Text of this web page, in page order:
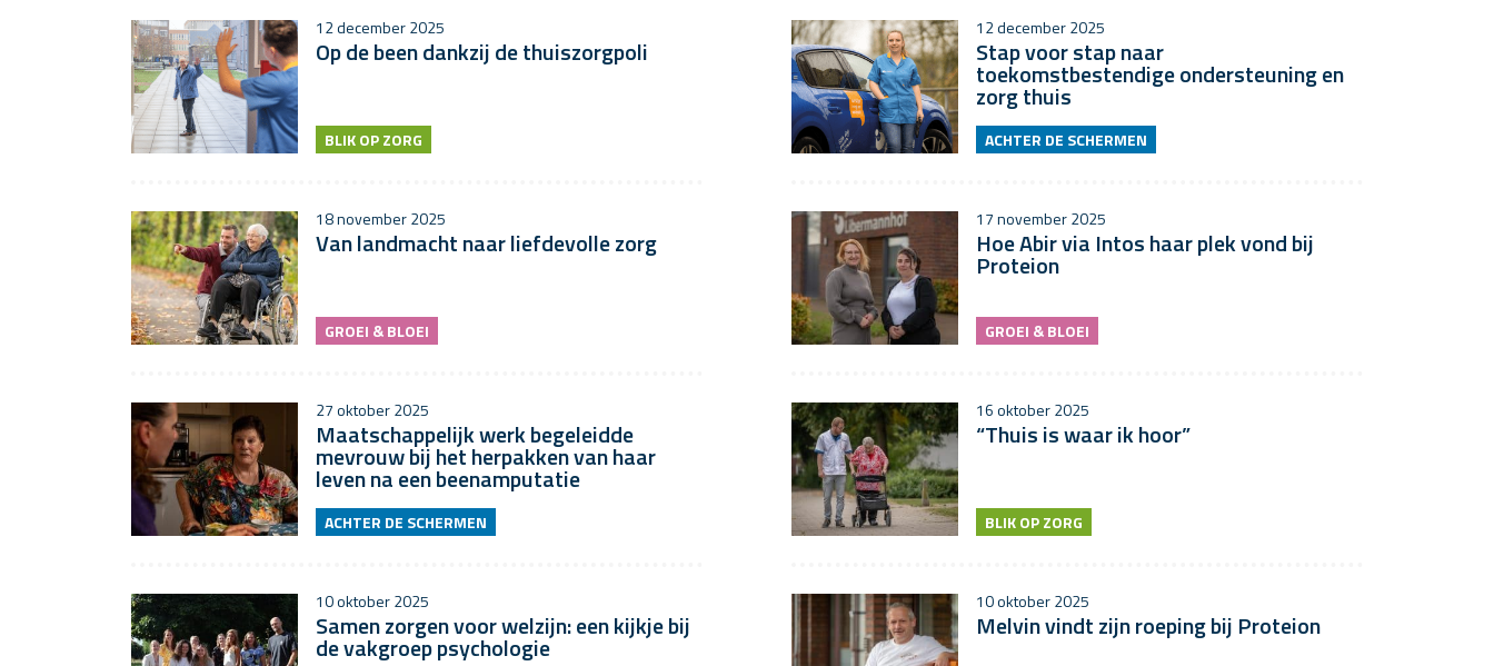
12 december 2025
Op de been dankzij de thuiszorgpoli
BLIK OP ZORG
12 december 2025
Stap voor stap naar
toekomstbestendige ondersteuning en
zorg thuis
ACHTER DE SCHERMEN
18 november 2025
Van landmacht naar liefdevolle zorg
GROEI & BLOEI
17 november 2025
Hoe Abir via Intos haar plek vond bij
Proteion
GROEI & BLOEI
27 oktober 2025
Maatschappelijk werk begeleidde
mevrouw bij het herpakken van haar
leven na een beenamputatie
ACHTER DE SCHERMEN
16 oktober 2025
“Thuis is waar ik hoor”
BLIK OP ZORG
10 oktober 2025
Samen zorgen voor welzijn: een kijkje bij
de vakgroep psychologie
10 oktober 2025
Melvin vindt zijn roeping bij Proteion